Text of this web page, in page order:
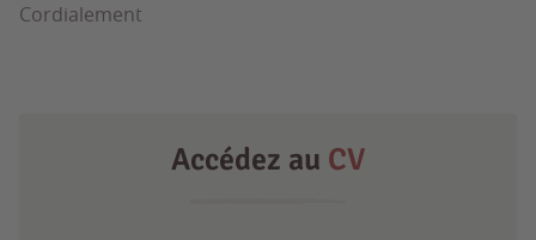
Cordialement
Accédez au CV